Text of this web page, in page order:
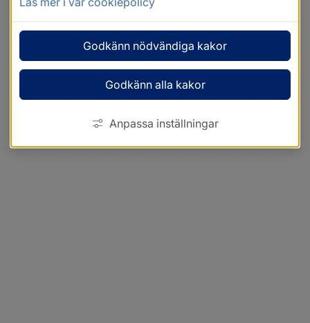
Godkänn nödvändiga kakor
Godkänn alla kakor
Anpassa inställningar